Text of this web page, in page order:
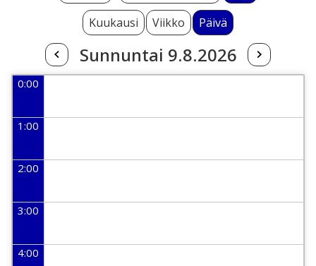
Kuukausi Viikko Päivä
Sunnuntai 9.8.2026
0:00
1:00
2:00
3:00
4:00